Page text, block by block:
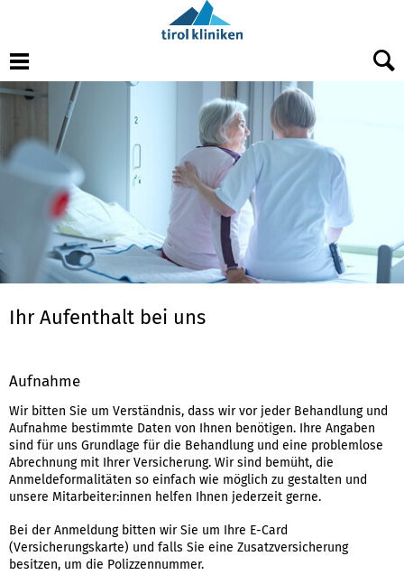
Menu
Ihr Aufenthalt bei uns
Aufnahme
Wir bitten Sie um Verständnis, dass wir vor jeder Behandlung und
Aufnahme bestimmte Daten von Ihnen benötigen. Ihre Angaben
sind für uns Grundlage für die Behandlung und eine problemlose
Abrechnung mit Ihrer Versicherung. Wir sind bemüht, die
Anmeldeformalitäten so einfach wie möglich zu gestalten und
unsere Mitarbeiter:innen helfen Ihnen jederzeit gerne.
Bei der Anmeldung bitten wir Sie um Ihre E-Card
(Versicherungskarte) und falls Sie eine Zusatzversicherung
besitzen, um die Polizzennummer.